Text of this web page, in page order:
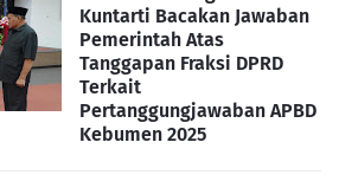
Kuntarti Bacakan Jawaban
Pemerintah Atas
Tanggapan Fraksi DPRD
Terkait
Pertanggungjawaban APBD
Kebumen 2025